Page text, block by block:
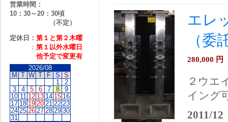
エレ
（委
280,000 円
２ウエ
イング
2011/12
営業時間：
10：30～20：30頃
（不定）
定休日： 第１と第２木曜
： 第１以外水曜日
他予定で変更有
2026/08
M T W T F S S
1
2
3
4 5 6 7 8
9
10 11 12 13 14 15 16
17 18 19 20 21 22 23
24 25 26 27 28 29 30
31